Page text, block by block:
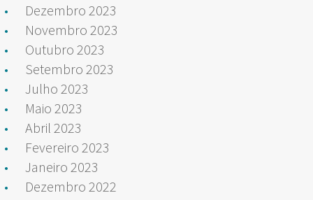
Dezembro 2023
Novembro 2023
Outubro 2023
Setembro 2023
Julho 2023
Maio 2023
Abril 2023
Fevereiro 2023
Janeiro 2023
Dezembro 2022